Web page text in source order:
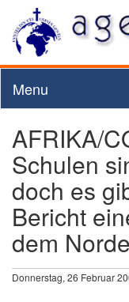
Menu
AFRIKA/
Schulen
doch es
Bericht
dem
Donnerstag, 26 Februar